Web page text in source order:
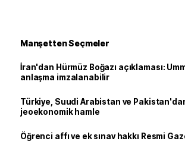
Manşetten Seçmeler
İran'dan Hürmüz Boğazı açıklaması:
anlaşma imzalanabilir
Türkiye, Suudi Arabistan ve
jeoekonomik hamle
Öğrenci affı ve ek sınav hakkı Resmi